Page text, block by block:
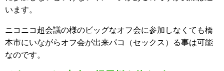
います。
ニコニコ超会議の様のビッグなオフ会に参加しなくても橋
本市にいながらオフ会が出来パコ（セックス）る事は可能
なのです。